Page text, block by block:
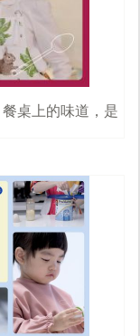
桌上的味道，是